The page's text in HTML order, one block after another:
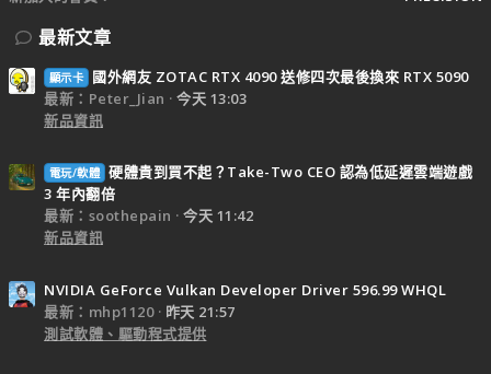
最新文章
顯示卡
國外網友 ZOTAC RTX 4090 送修四次最後換來 RTX 5090
最新：Peter_Jian
今天 13:03
新品資訊
電玩/軟體 硬體貴到買不起？Take-Two CEO 認為低延遲雲端遊戲
3 年內翻倍
最新：soothepain
今天 11:42
新品資訊
NVIDIA GeForce Vulkan Developer Driver 596.99 WHQL
最新：mhp1120
昨天 21:57
測試軟體、驅動程式提供